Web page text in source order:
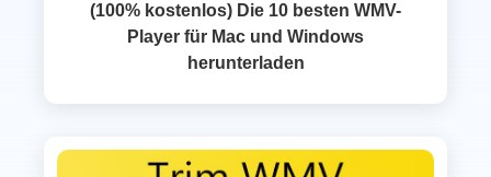
(100% kostenlos) Die 10 besten WMV-
Player für Mac und Windows
herunterladen